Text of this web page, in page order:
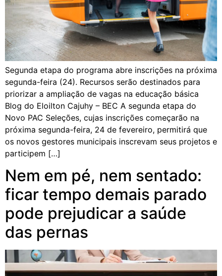
Segunda etapa do programa abre inscrições na próxima
segunda-feira (24). Recursos serão destinados para
priorizar a ampliação de vagas na educação básica
Blog do Eloilton Cajuhy – BEC A segunda etapa do
Novo PAC Seleções, cujas inscrições começarão na
próxima segunda-feira, 24 de fevereiro, permitirá que
os novos gestores municipais inscrevam seus projetos e
participem […]
Nem em pé, nem sentado:
ficar tempo demais parado
pode prejudicar a saúde
das pernas